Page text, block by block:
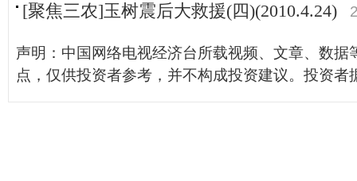
[聚焦三农]玉树震后大救援(四)(2010.4.24)
声明：中国网络电视经济台所载视频、文章、数据
点，仅供投资者参考，并不构成投资建议。投资者